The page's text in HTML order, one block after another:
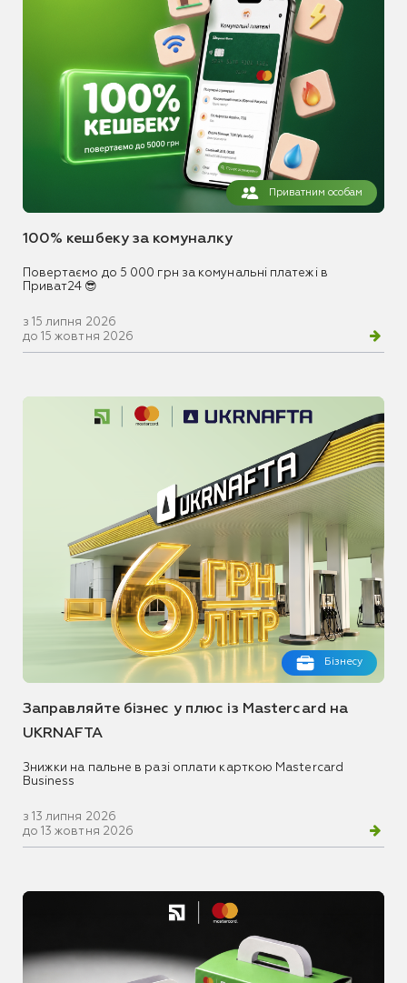
Приватним особам
100% кешбеку за комуналку
Повертаємо до 5 000 грн за комунальні платежі в
Приват24 😎
з 15 липня 2026
до 15 жовтня 2026
Бізнесу
Заправляйте бізнес у плюс із Mastercard на
UKRNAFTA
Знижки на пальне в разі оплати карткою Mastercard
Business
з 13 липня 2026
до 13 жовтня 2026